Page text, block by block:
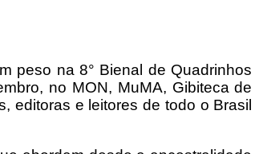
peso na 8° Bienal de Quadrinhos
no MON, MuMA, Gibiteca de
editoras e leitores de todo o Brasil